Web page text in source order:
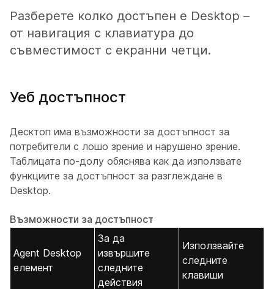
Разберете колко достъпен е Desktop –
от навигация с клавиатура до
съвместимост с екранни четци.
Уеб достъпност
Десктоп има възможности за достъпност за
потребители с лошо зрение и нарушено зрение.
Таблицата по-долу обяснява как да използвате
функциите за достъпност за разглеждане в
Desktop.
Възможности за достъпност
Agent Desktop
елемент
За да
извършите
следните
действия
Използвайте
следните
клавиши